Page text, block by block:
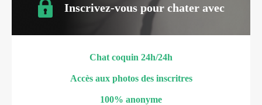
Inscrivez-vous pour chater avec
Chat coquin 24h/24h
Accès aux photos des inscritres
100% anonyme